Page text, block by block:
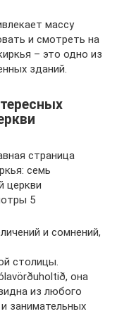
массу
и смотреть на
– это одно из
зданий.
страница
семь
церкви
5
и сомнений,
столицы.
она
из любого
занимательных